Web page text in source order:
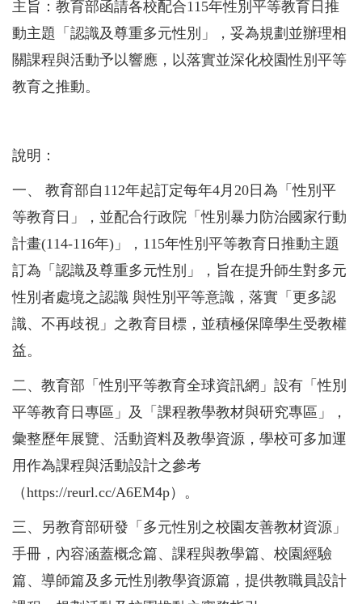
主旨：教育部函請各校配合115年性別平等教育日推
動主題「認識及尊重多元性別」，妥為規劃並辦理相
關課程與活動予以響應，以落實並深化校園性別平等
教育之推動。
說明：
一、 教育部自112年起訂定每年4月20日為「性別平
等教育日」，並配合行政院「性別暴力防治國家行動
計畫(114-116年)」，115年性別平等教育日推動主題
訂為「認識及尊重多元性別」，旨在提升師生對多元
性別者處境之認識 與性別平等意識，落實「更多認
識、不再歧視」之教育目標，並積極保障學生受教權
益。
二、教育部「性別平等教育全球資訊網」設有「性別
平等教育日專區」及「課程教學教材與研究專區」，
彙整歷年展覽、活動資料及教學資源，學校可多加運
用作為課程與活動設計之參考
（https://reurl.cc/A6EM4p）。
三、另教育部研發「多元性別之校園友善教材資源」
手冊，內容涵蓋概念篇、課程與教學篇、校園經驗
篇、導師篇及多元性別教學資源篇，提供教職員設計